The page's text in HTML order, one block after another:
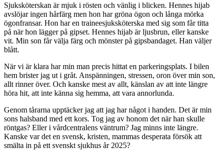
Sjuksköterskan är mjuk i rösten och vänlig i blicken. Hennes hijab
avslöjar ingen hårfärg men hon har gröna ögon och långa mörka
ögonfransar. Hon har en traineesjuksköterska med sig som får titta
på när hon lägger på gipset. Hennes hijab är ljusbrun, eller kanske
vit. Min son får välja färg och mönster på gipsbandaget. Han väljer
blått.
När vi är klara har min man precis hittat en parkeringsplats. I bilen
hem brister jag ut i gråt. Anspänningen, stressen, oron över min son,
allt rinner över. Och kanske mest av allt, känslan av att inte längre
höra hit, att inte känna sig hemma, att vara annorlunda.
Genom tårarna upptäcker jag att jag har något i handen. Det är min
sons halsband med ett kors. Tog jag av honom det när han skulle
röntgas? Eller i vårdcentralens väntrum? Jag minns inte längre.
Kanske var det en svensk, kristen, mammas desperata försök att
smälta in på ett svenskt sjukhus år 2025?